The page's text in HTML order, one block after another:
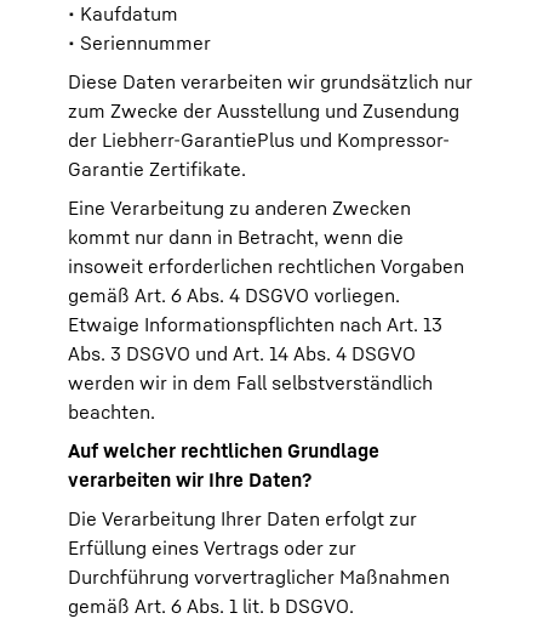
• Kaufdatum
• Seriennummer
Diese Daten verarbeiten wir grundsätzlich nur
zum Zwecke der Ausstellung und Zusendung
der Liebherr-GarantiePlus und Kompressor-
Garantie Zertifikate.
Eine Verarbeitung zu anderen Zwecken
kommt nur dann in Betracht, wenn die
insoweit erforderlichen rechtlichen Vorgaben
gemäß Art. 6 Abs. 4 DSGVO vorliegen.
Etwaige Informationspflichten nach Art. 13
Abs. 3 DSGVO und Art. 14 Abs. 4 DSGVO
werden wir in dem Fall selbstverständlich
beachten.
Auf welcher rechtlichen Grundlage
verarbeiten wir Ihre Daten?
Die Verarbeitung Ihrer Daten erfolgt zur
Erfüllung eines Vertrags oder zur
Durchführung vorvertraglicher Maßnahmen
gemäß Art. 6 Abs. 1 lit. b DSGVO.